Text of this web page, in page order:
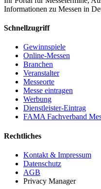
Informationen zu Messen in
Schnellzugriff
Gewinnspiele
Online-Messen
Branchen
Veranstalter
Messeorte
Messe eintragen
Werbung
Dienstleister-Eintrag
FAMA Fachverband
Rechtliches
Kontakt & Impressum
Datenschutz
AGB
Privacy Manager